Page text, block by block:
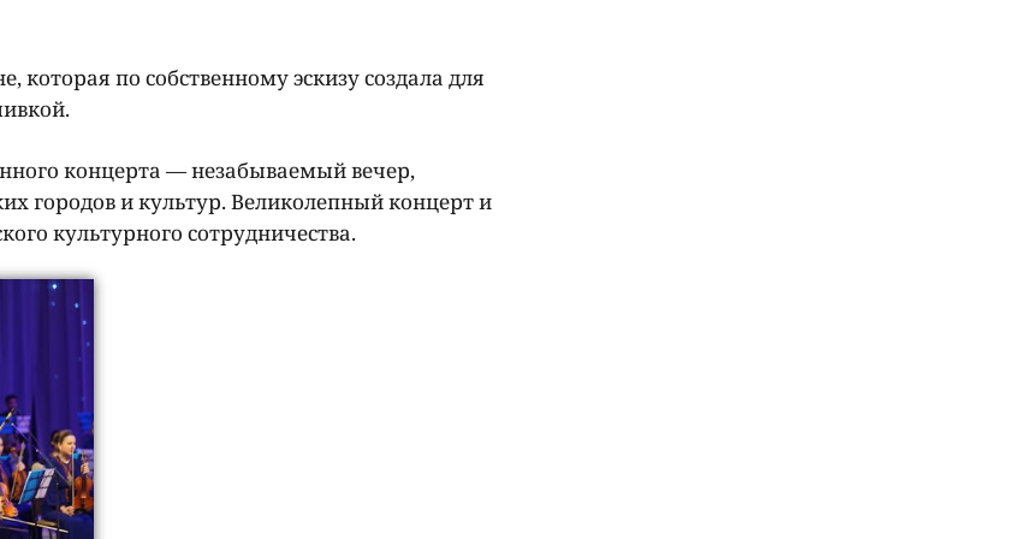
которая по собственному эскизу создала для
концерта — незабываемый вечер,
городов и культур. Великолепный концерт и
культурного сотрудничества.